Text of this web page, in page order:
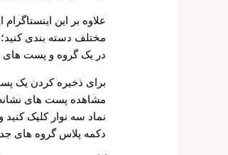
علاوه بر این
مختلف دسته بندی
در یک گروه و پست های
برای ذخیره کردن یک
مشاهده پست های
نماد سه نوار کلیک
دکمه پلاس گروه های